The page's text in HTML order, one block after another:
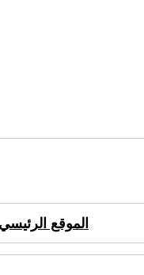
الموقع الرئيسي